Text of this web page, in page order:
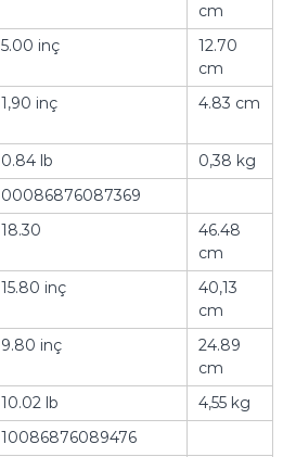
cm
5.00 inç
12.70
cm
1,90 inç 4.83 cm
0.84 lb
0,38 kg
00086876087369
18.30
46.48
cm
15.80 inç
40,13
cm
9.80 inç
24.89
cm
10.02 lb
4,55 kg
10086876089476